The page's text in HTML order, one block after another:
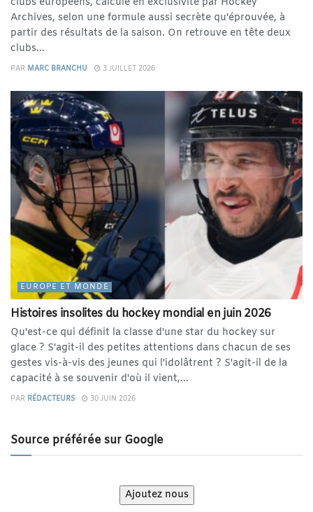
Archives, selon une formule aussi secrète qu'éprouvée, à
partir des résultats de la saison. On retrouve en tête deux
clubs...
PAR MARC BRANCHU 3 JUILLET 2026
EUROPE ET MONDE
Histoires insolites du hockey mondial en juin 2026
Qu'est-ce qui définit la classe d'une star du hockey sur
glace ? S'agit-il des petites attentions dans chacun de ses
gestes vis-à-vis des jeunes qui l'idolâtrent ? S'agit-il de la
capacité à se souvenir d'où il vient,...
PAR RÉDACTEURS 30 JUIN 2026
Source préférée sur Google
Ajoutez nous